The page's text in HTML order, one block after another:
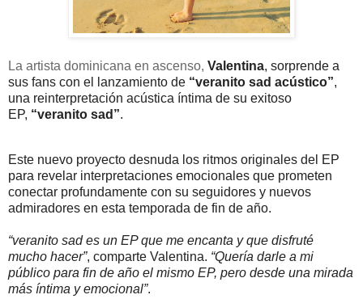
La artista dominicana en ascenso, Valentina, sorprende a
sus fans con el lanzamiento de “veranito sad acústico”,
una reinterpretación acústica íntima de su exitoso
EP, “veranito sad”.
Este nuevo proyecto desnuda los ritmos originales del EP
para revelar interpretaciones emocionales que prometen
conectar profundamente con su seguidores y nuevos
admiradores en esta temporada de fin de año.
“veranito sad es un EP que me encanta y que disfruté
mucho hacer”, comparte Valentina. “Quería darle a mi
público para fin de año el mismo EP, pero desde una mirada
más íntima y emocional”.